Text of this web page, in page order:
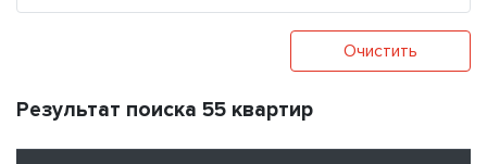
Очистить
Результат поиска 55 квартир